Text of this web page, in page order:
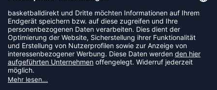
ABONNIERE JETZT DEN KOSTENLOSEN
HANDBALLDIREKT-NEWSLETTER UND VERPASSE KEINE
NEUIGKEIT ODER AKTION MEHR.
JETZT ANMELDEN